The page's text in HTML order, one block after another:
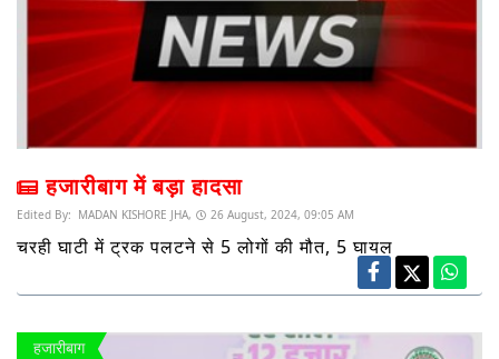
हजारीबाग में बड़ा हादसा
Edited By: MADAN KISHORE JHA, 26 August, 2024, 09:05 AM
चरही घाटी में ट्रक पलटने से 5 लोगों की मौत, 5 घायल
हजारीबाग